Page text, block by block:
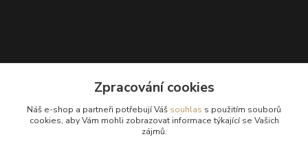
Kontakty
Zpracování cookies
Náš e-shop a partneři potřebují Váš souhlas s použitím souborů
cookies, aby Vám mohli zobrazovat informace týkající se Vašich
zájmů.